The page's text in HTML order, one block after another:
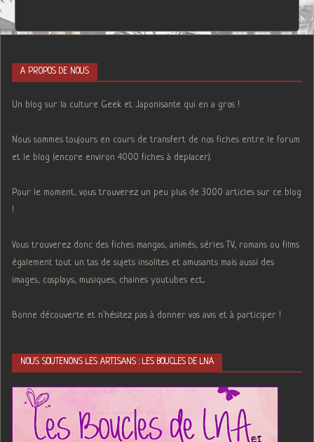
A PROPOS DE NOUS
Un blog sur la culture Geek et Japonisante qui en a gros !
Nous sommes toujours en cours de transfert de nos fiches entre le forum
et le blog (encore environ 4000 fiches à deplacer).
Pour le moment, vous trouverez un peu plus de 3000 articles sur ce blog
!
Vous trouverez donc des fiches mangas, animés, séries TV, romans ou films
également tout un tas de sujets insolites et amusants mais aussi des
images, cosplays, musiques, chaines youtubes ect...
Bonne découverte et n'hésitez pas à donner vos avis et à participer !
NOUS SOUTENONS LES ARTISANS : LES BOUCLES DE LNA